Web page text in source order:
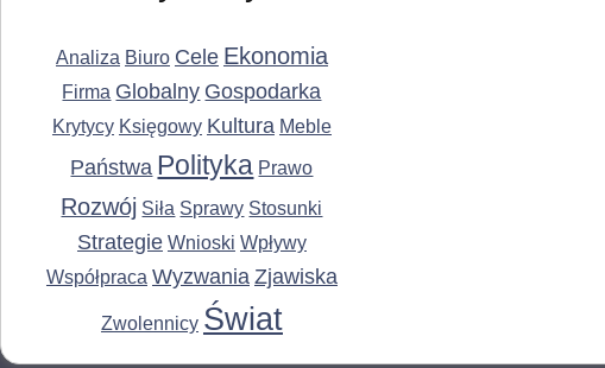
Analiza Biuro Cele Ekonomia
Firma Globalny Gospodarka
Krytycy Księgowy Kultura Meble
Państwa Polityka Prawo
Rozwój Siła Sprawy Stosunki
Strategie Wnioski Wpływy
Współpraca Wyzwania Zjawiska
Zwolennicy Świat